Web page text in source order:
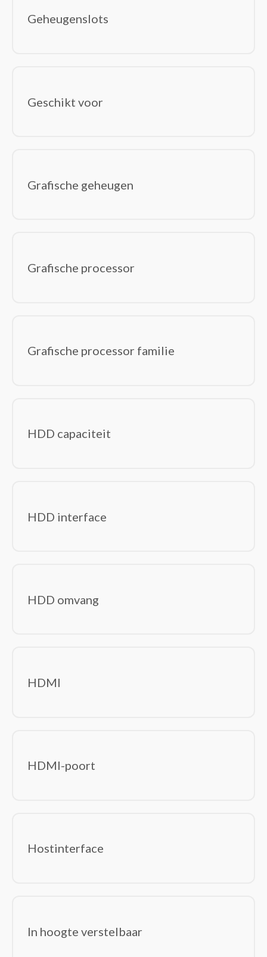
Geheugenslots
Geschikt voor
Grafische geheugen
Grafische processor
Grafische processor familie
HDD capaciteit
HDD interface
HDD omvang
HDMI
HDMI-poort
Hostinterface
In hoogte verstelbaar